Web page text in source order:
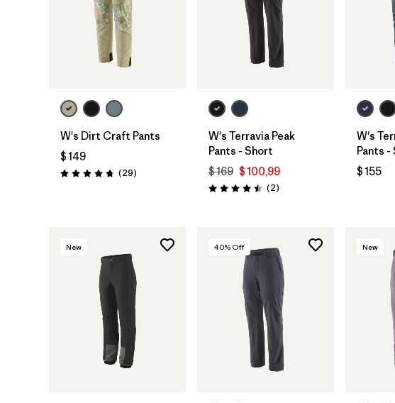
W's Dirt Craft Pants
$ 149
Valoración: 4.8 / 5
(29Comentarios
)
W's Terravia Peak
Pants - Short
$ 169 $ 100,99
Valoración: 4.5 / 5
(2Comentarios
)
W's
Pants -
$ 155
New 40% Off New